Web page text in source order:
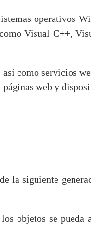
operativos
Visual C++,
como servicios
páginas web y
la siguiente
objetos se